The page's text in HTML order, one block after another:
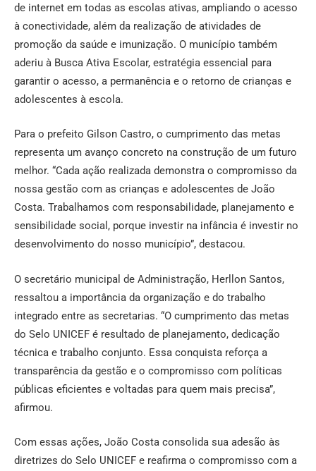
de internet em todas as escolas ativas, ampliando o acesso
à conectividade, além da realização de atividades de
promoção da saúde e imunização. O município também
aderiu à Busca Ativa Escolar, estratégia essencial para
garantir o acesso, a permanência e o retorno de crianças e
adolescentes à escola.
Para o prefeito Gilson Castro, o cumprimento das metas
representa um avanço concreto na construção de um futuro
melhor. “Cada ação realizada demonstra o compromisso da
nossa gestão com as crianças e adolescentes de João
Costa. Trabalhamos com responsabilidade, planejamento e
sensibilidade social, porque investir na infância é investir no
desenvolvimento do nosso município”, destacou.
O secretário municipal de Administração, Herllon Santos,
ressaltou a importância da organização e do trabalho
integrado entre as secretarias. “O cumprimento das metas
do Selo UNICEF é resultado de planejamento, dedicação
técnica e trabalho conjunto. Essa conquista reforça a
transparência da gestão e o compromisso com políticas
públicas eficientes e voltadas para quem mais precisa”,
afirmou.
Com essas ações, João Costa consolida sua adesão às
diretrizes do Selo UNICEF e reafirma o compromisso com a